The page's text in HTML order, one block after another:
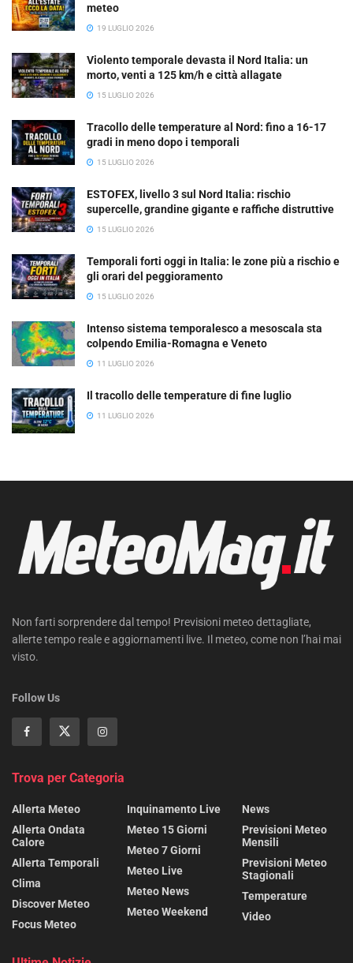
meteo
19 LUGLIO 2026
Violento temporale devasta il Nord Italia: un
morto, venti a 125 km/h e città allagate
15 LUGLIO 2026
Tracollo delle temperature al Nord: fino a 16-17
gradi in meno dopo i temporali
15 LUGLIO 2026
ESTOFEX, livello 3 sul Nord Italia: rischio
supercelle, grandine gigante e raffiche distruttive
15 LUGLIO 2026
Temporali forti oggi in Italia: le zone più a rischio e
gli orari del peggioramento
15 LUGLIO 2026
Intenso sistema temporalesco a mesoscala sta
colpendo Emilia-Romagna e Veneto
11 LUGLIO 2026
Il tracollo delle temperature di fine luglio
11 LUGLIO 2026
Non farti sorprendere dal tempo! Previsioni meteo dettagliate,
allerte tempo reale e aggiornamenti live. Il meteo, come non l’hai mai
visto.
Follow Us
Trova per Categoria
Allerta Meteo
Allerta Ondata
Calore
Allerta Temporali
Clima
Discover Meteo
Focus Meteo
Inquinamento Live
Meteo 15 Giorni
Meteo 7 Giorni
Meteo Live
Meteo News
Meteo Weekend
News
Previsioni Meteo
Mensili
Previsioni Meteo
Stagionali
Temperature
Video